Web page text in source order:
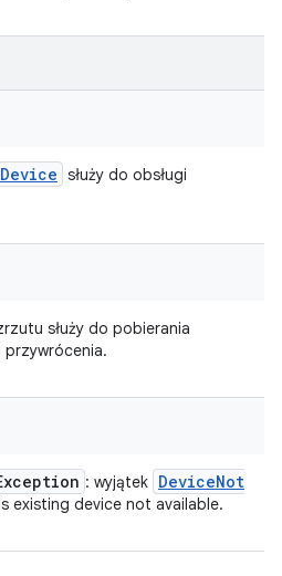
Device służy do obsługi
służy do pobierania
: wyjątek DeviceNot
existing device not available.